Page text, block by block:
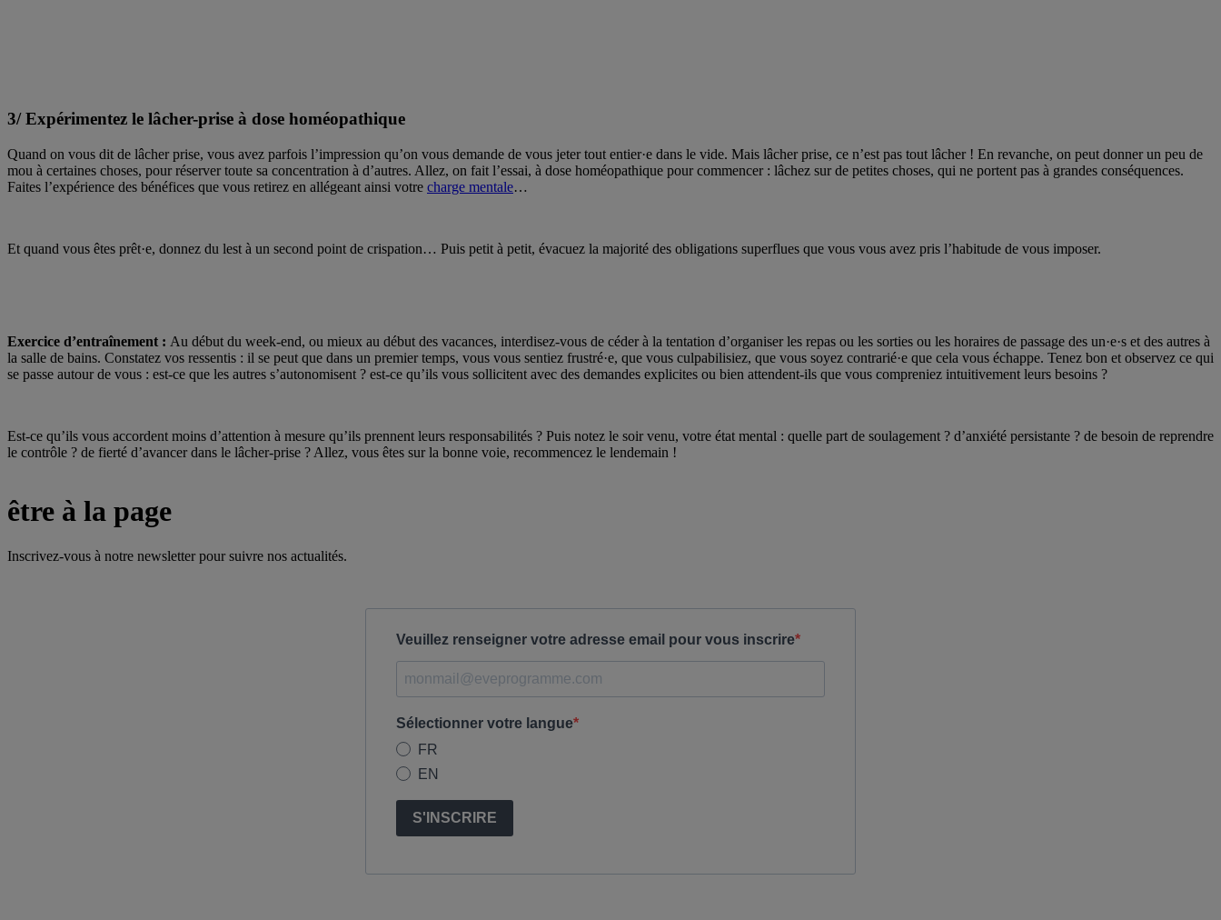
3/ Expérimentez le lâcher-prise à dose homéopathique
Quand on vous dit de lâcher prise, vous avez parfois l’impression qu’on vous demande de vous jeter tout entier·e dans le vide. Mais lâcher prise, ce n’est pas tout lâcher ! En revanche, on peut donner un peu de
mou à certaines choses, pour réserver toute sa concentration à d’autres. Allez, on fait l’essai, à dose homéopathique pour commencer : lâchez sur de petites choses, qui ne portent pas à grandes conséquences.
Faites l’expérience des bénéfices que vous retirez en allégeant ainsi votre charge mentale…
Et quand vous êtes prêt·e, donnez du lest à un second point de crispation… Puis petit à petit, évacuez la majorité des obligations superflues que vous vous avez pris l’habitude de vous imposer.
Exercice d’entraînement : Au début du week-end, ou mieux au début des vacances, interdisez-vous de céder à la tentation d’organiser les repas ou les sorties ou les horaires de passage des un·e·s et des autres à
la salle de bains. Constatez vos ressentis : il se peut que dans un premier temps, vous vous sentiez frustré·e, que vous culpabilisiez, que vous soyez contrarié·e que cela vous échappe. Tenez bon et observez ce qui
se passe autour de vous : est-ce que les autres s’autonomisent ? est-ce qu’ils vous sollicitent avec des demandes explicites ou bien attendent-ils que vous compreniez intuitivement leurs besoins ?
Est-ce qu’ils vous accordent moins d’attention à mesure qu’ils prennent leurs responsabilités ? Puis notez le soir venu, votre état mental : quelle part de soulagement ? d’anxiété persistante ? de besoin de reprendre
le contrôle ? de fierté d’avancer dans le lâcher-prise ? Allez, vous êtes sur la bonne voie, recommencez le lendemain !
être à la page
Inscrivez-vous à notre newsletter pour suivre nos actualités.
Veuillez renseigner votre adresse email pour vous inscrire
Sélectionner votre langue
FR
EN
S'INSCRIRE